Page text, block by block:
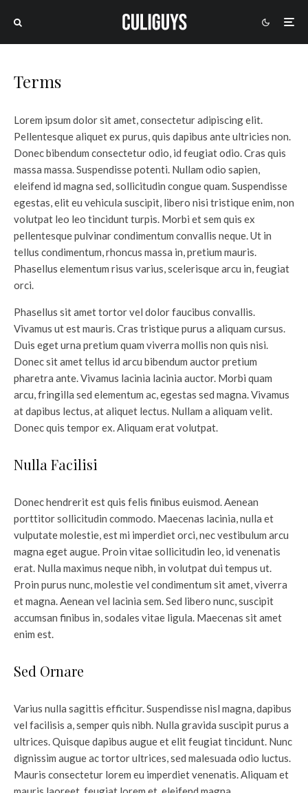
Terms
Lorem ipsum dolor sit amet, consectetur adipiscing elit.
Pellentesque aliquet ex purus, quis dapibus ante ultricies non.
Donec bibendum consectetur odio, id feugiat odio. Cras quis
massa massa. Suspendisse potenti. Nullam odio sapien,
eleifend id magna sed, sollicitudin congue quam. Suspendisse
egestas, elit eu vehicula suscipit, libero nisi tristique enim, non
volutpat leo leo tincidunt turpis. Morbi et sem quis ex
pellentesque pulvinar condimentum convallis neque. Ut in
tellus condimentum, rhoncus massa in, pretium mauris.
Phasellus elementum risus varius, scelerisque arcu in, feugiat
orci.
Phasellus sit amet tortor vel dolor faucibus convallis.
Vivamus ut est mauris. Cras tristique purus a aliquam cursus.
Duis eget urna pretium quam viverra mollis non quis nisi.
Donec sit amet tellus id arcu bibendum auctor pretium
pharetra ante. Vivamus lacinia lacinia auctor. Morbi quam
arcu, fringilla sed elementum ac, egestas sed magna. Vivamus
at dapibus lectus, at aliquet lectus. Nullam a aliquam velit.
Donec quis tempor ex. Aliquam erat volutpat.
Nulla Facilisi
Donec hendrerit est quis felis finibus euismod. Aenean
porttitor sollicitudin commodo. Maecenas lacinia, nulla et
vulputate molestie, est mi imperdiet orci, nec vestibulum arcu
magna eget augue. Proin vitae sollicitudin leo, id venenatis
erat. Nulla maximus neque nibh, in volutpat dui tempus ut.
Proin purus nunc, molestie vel condimentum sit amet, viverra
et magna. Aenean vel lacinia sem. Sed libero nunc, suscipit
accumsan finibus in, sodales vitae ligula. Maecenas sit amet
enim est.
Sed Ornare
Varius nulla sagittis efficitur. Suspendisse nisl magna, dapibus
vel facilisis a, semper quis nibh. Nulla gravida suscipit purus a
ultrices. Quisque dapibus augue et elit feugiat tincidunt. Nunc
dignissim augue ac tortor ultrices, sed malesuada odio luctus.
Mauris consectetur lorem eu imperdiet venenatis. Aliquam et